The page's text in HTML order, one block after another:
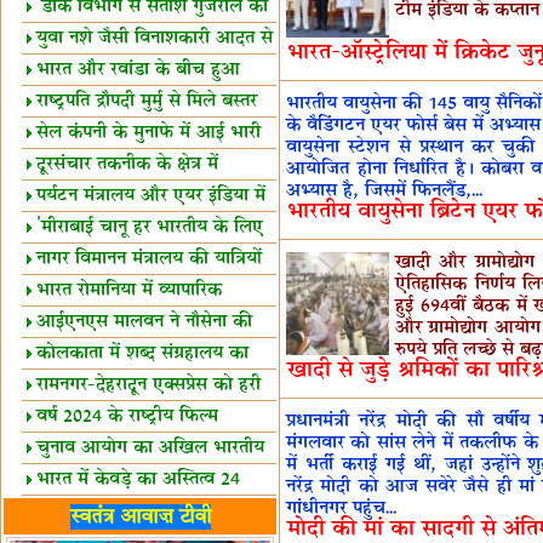
शैक्षिक सत्र शुरू
'डाक विभाग से सतीश गुजराल का
रिश्ता गहरा'
युवा नशे जैसी विनाशकारी आदत से
दूर रहें-मोदी
भारत और रवांडा के बीच हुआ
व्यापार विस्तार
राष्ट्रपति द्रौपदी मुर्मु से मिले बस्तर
के प्रतिनिधि
सेल कंपनी के मुनाफे में आई भारी
उछाल!
दूरसंचार तकनीक के क्षेत्र में
उत्कृष्टता पुरस्कार
पर्यटन मंत्रालय और एयर इंडिया में
समझौता
'मीराबाई चानू हर भारतीय के लिए
प्रेरणा'
नागर विमानन मंत्रालय की यात्रियों
को सलाह
भारत रोमानिया में व्यापारिक
साझेदारियां
आईएनएस मालवन ने नौसेना की
ताकत बढ़ाई
कोलकाता में शब्द संग्रहालय का
उद्घाटन
रामनगर-देहरादून एक्सप्रेस को हरी
झंडीवर्ष 2024 के राष्ट्रीय फिल्म
पुरस्कारों की घोषणा
चुनाव आयोग का अखिल भारतीय
मीडिया सम्मेलन
भारत में केवड़े का अस्तित्‍व 24
लाख वर्ष!
लखनऊ में 'एक राष्ट्र एक चुनाव'
स्वतंत्र आवाज़ टीवी
टीम इंडिया के
भारत-ऑस्ट्रेलिया में क्रिकेट
भारतीय वायुसेना की 145 वायु
के वैडिंगटन एयर फोर्स बेस में अभ्यास
वायुसेना स्टेशन से प्रस्थान कर
आयोजित होना निर्धारित है।
अभ्यास है, जिसमें फिनलैंड,...
भारतीय वायुसेना ब्रिटेन एयर
खादी और
ऐतिहासिक निर्णय
हुई 694वीं बैठक में
और ग्रामोद्योग
रुपये प्रति लच्छे से
खादी से जुड़े श्रमिकों का
प्रधानमंत्री नरेंद्र मोदी की सौ
मंगलवार को सांस लेने में तकलीफ के
में भर्ती कराई गई थीं, जहां उन्होंने
नरेंद्र मोदी को आज सवेरे जैसे ही मां
गांधीनगर पहुंच...
मोदी की मां का सादगी से